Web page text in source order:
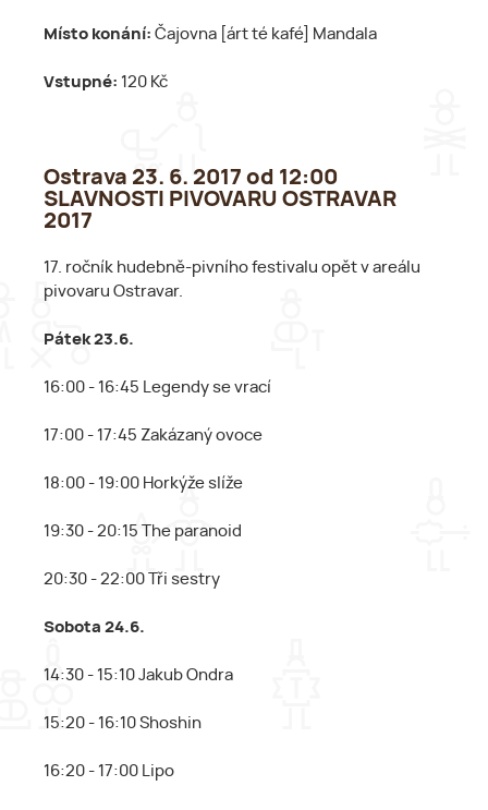
Místo konání: Čajovna [árt té kafé] Mandala
Vstupné: 120 Kč
Ostrava 23. 6. 2017 od 12:00
SLAVNOSTI PIVOVARU OSTRAVAR
2017
17. ročník hudebně-pivního festivalu opět v areálu
pivovaru Ostravar.
Pátek 23.6.
16:00 - 16:45 Legendy se vrací
17:00 - 17:45 Zakázaný ovoce
18:00 - 19:00 Horkýže slíže
19:30 - 20:15 The paranoid
20:30 - 22:00 Tři sestry
Sobota 24.6.
14:30 - 15:10 Jakub Ondra
15:20 - 16:10 Shoshin
16:20 - 17:00 Lipo